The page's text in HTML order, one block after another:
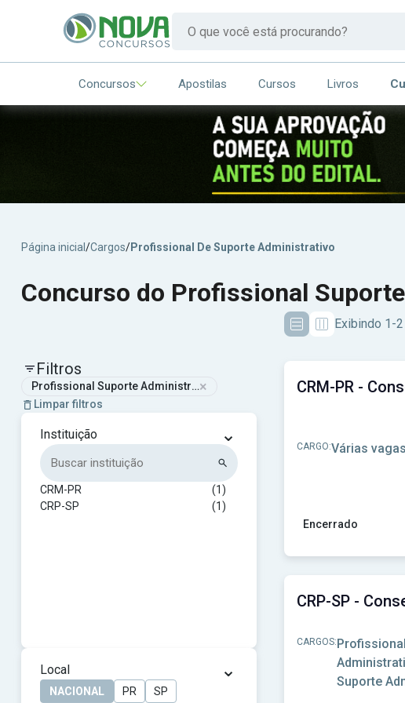
Concursos Apostilas Cursos Livros
Página inicial /Cargos/Profissional De Suporte Administrativo
Concurso do Profissional
Exibindo 1-
Filtros
Profissional Suporte Administrativo
×
Limpar filtros
Instituição ⌄
CRM-PR
(1)
CRP-SP
(1)
Local ⌄
NACIONAL PR SP
Encerrado
CARGO:Várias vagas
CARGOS:
Suporte